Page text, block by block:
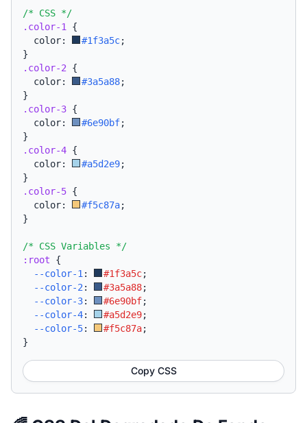
/* CSS */
.color-1
{
  color:
#1f3a5c;
}
.color-2 {
  color:
#3a5a88;
}
.color-3 {
  color:
#6e90bf;
}
.color-4 {
  color:
#a5d2e9;
}
.color-5 {
  color:
#f5c87a;
}
/* CSS Variables */
:root {
--color-1 : #1f3a5c;
--color-2 : #3a5a88;
--color-3: #6e90bf;
--color-4: #a5d2e9;
--color-5: #f5c87a;
}
Copy CSS